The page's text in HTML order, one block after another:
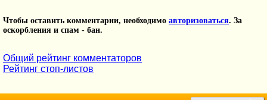
Чтобы оставить комментарии, необходимо авторизоваться. За
оскорбления и спам - бан.
Общий рейтинг комментаторов
Рейтинг стоп-листов